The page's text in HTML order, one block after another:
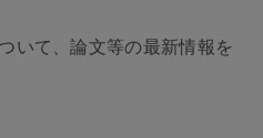
いて、論文等の最新情報を